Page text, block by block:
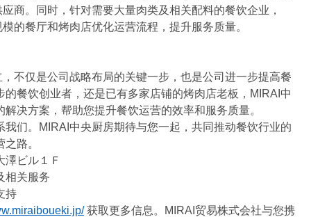
商。同时，针对需要大量肉类及相关配料的餐饮企业，
的餐厅和烤肉店优化运营流程，提升服务质量。
不仅是公司战略布局的关键一步，也是公司进一步提高餐
餐饮创业者，还是已有多家店铺的烤肉店老板，MIRAI中
决方案，帮助您提升餐饮运营的效率和服务质量。
们。MIRAI中央厨房期待与您一起，共同推动餐饮行业的
路。
澤ビル１Ｆ
相关服务
持
获取更多信息。MIRAI贸易株式会社与您携